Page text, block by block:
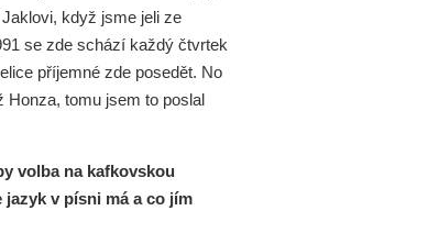
když jsme jeli ze
se zde schází každý čtvrtek
příjemné zde posedět. No
Honza, tomu jsem to poslal
volba na kafkovskou
jazyk v písni má a co jím